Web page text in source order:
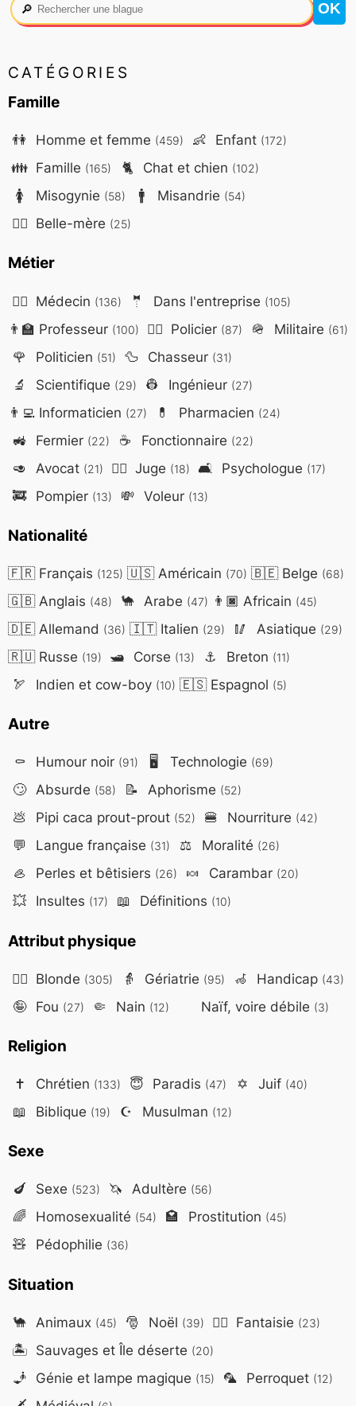
🔎
CATÉGORIES
Famille
👫 Homme et femme (459) 👶 Enfant (172)
👪 Famille (165) 🐈 Chat et chien (102)
🚺 Misogynie (58) 🚹 Misandrie (54)
🤷‍♀️ Belle-mère (25)
Métier
👨‍⚕️ Médecin (136) 🤵 Dans l'entreprise (105)
👨‍🏫 Professeur (100) 👮‍♂️ Policier (87) 🪖 Militaire (61)
🌹 Politicien (51) 🦆 Chasseur (31)
🔬 Scientifique (29) 👷 Ingénieur (27)
👨‍💻Informaticien (27) 💊 Pharmacien (24)
🚜 Fermier (22) ☕ Fonctionnaire (22)
🥑 Avocat (21) 👨‍⚖️ Juge (18) 🛋️ Psychologue (17)
🚒 Pompier (13) 💸 Voleur (13)
Nationalité
🇫🇷Français (125) 🇺🇸Américain (70) 🇧🇪Belge (68)
🇬🇧Anglais (48) 🐪 Arabe (47) 👨🏿 Africain (45)
🇩🇪Allemand (36) 🇮🇹Italien (29) 🥢 Asiatique (29)
🇷🇺Russe (19) 🛥️ Corse (13) ⚓ Breton (11)
🏹 Indien et cow-boy (10) 🇪🇸Espagnol (5)
Autre
⚰️ Humour noir (91) 🖥️ Technologie (69)
🙄 Absurde (58) 📝 Aphorisme (52)
💩 Pipi caca prout-prout (52) 🍔 Nourriture (42)
💬 Langue française (31) ⚖️ Moralité (26)
🦪 Perles et bêtisiers (26) 🍬 Carambar (20)
💥 Insultes (17) 📖 Définitions (10)
Attribut physique
👱‍♀️ Blonde (305) 👵 Gériatrie (95) 🦽 Handicap (43)
🤪 Fou (27) 🤏 Nain (12) Naïf, voire débile (3)
Religion
✝️ Chrétien (133) 😇 Paradis (47) ✡️ Juif (40)
📖 Biblique (19) ☪️ Musulman (12)
Sexe
🍆 Sexe (523) 🦄 Adultère (56)
🌈 Homosexualité (54) 🏩 Prostitution (45)
🧸 Pédophilie (36)
Situation
🐪 Animaux (45) 🎅 Noël (39) 🧙‍♂️ Fantaisie (23)
🏝️ Sauvages et Île déserte (20)
🧞 Génie et lampe magique (15) 🦜 Perroquet (12)